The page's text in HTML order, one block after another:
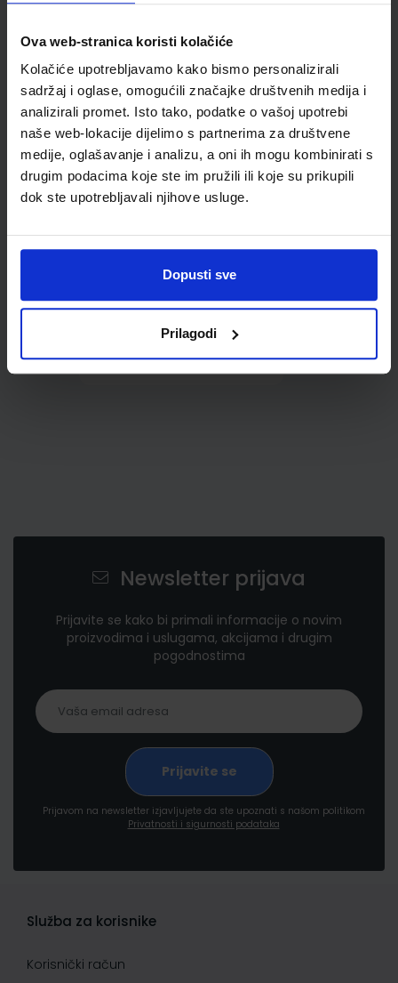
Ova web-stranica koristi kolačiće
Kolačiće upotrebljavamo kako bismo personalizirali
sadržaj i oglase, omogućili značajke društvenih medija i
analizirali promet. Isto tako, podatke o vašoj upotrebi
naše web-lokacije dijelimo s partnerima za društvene
medije, oglašavanje i analizu, a oni ih mogu kombinirati s
drugim podacima koje ste im pružili ili koje su prikupili
dok ste upotrebljavali njihove usluge.
Dopusti sve
Prilagodi
udžbenike; dimenzije
431x272; tip 160
0,85 €
Newsletter prijava
Prijavite se kako bi primali informacije o novim
proizvodima i uslugama, akcijama i drugim
pogodnostima
Prijavom na newsletter izjavljujete da ste upoznati s našom politikom
Privatnosti i sigurnosti podataka
Služba za korisnike
Korisnički račun